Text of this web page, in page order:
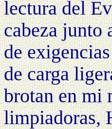
lectura del
cabeza junto
de
de carga
brotan en mi
limpiadoras,